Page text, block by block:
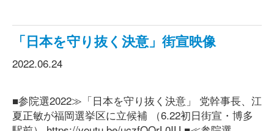
「日本を守り抜く決意」街宣映像
2022.06.24
■参院選2022≫「日本を守り抜く決意」 党幹事長、江
夏正敏が福岡選挙区に立候補 （6.22初日街宣・博多